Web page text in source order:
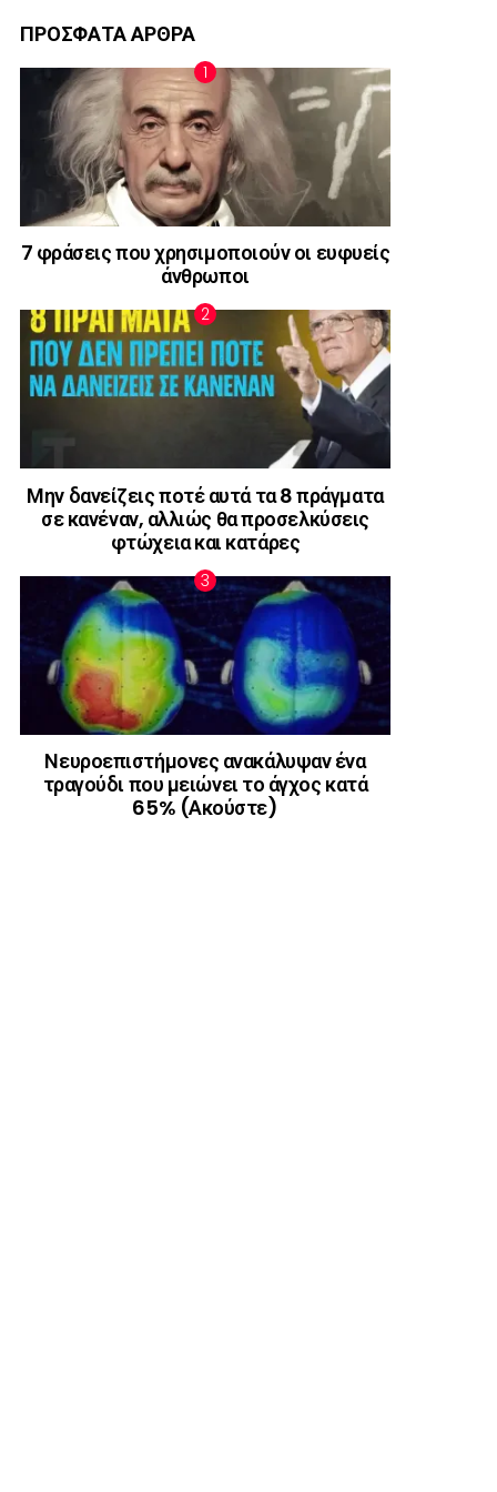
ΠΡΟΣΦΑΤΑ ΑΡΘΡΑ
7 φράσεις που χρησιμοποιούν οι ευφυείς
άνθρωποι
Μην δανείζεις ποτέ αυτά τα 8 πράγματα
σε κανέναν, αλλιώς θα προσελκύσεις
φτώχεια και κατάρες
Νευροεπιστήμονες ανακάλυψαν ένα
τραγούδι που μειώνει το άγχος κατά
65% (Ακούστε)